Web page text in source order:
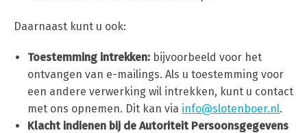
Daarnaast kunt u ook:
Toestemming intrekken: bijvoorbeeld voor het
ontvangen van e-mailings. Als u toestemming voor
een andere verwerking wil intrekken, kunt u contact
met ons opnemen. Dit kan via info@slotenboer.nl.
Klacht indienen bij de Autoriteit Persoonsgegevens